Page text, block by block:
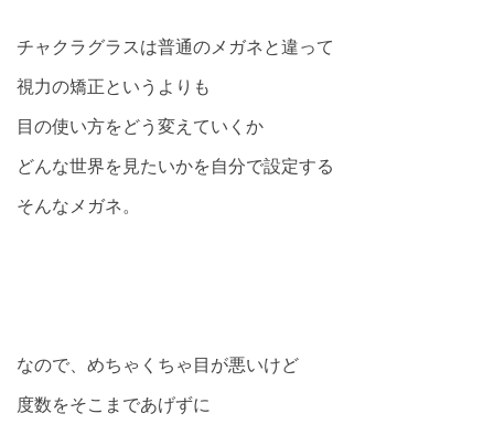
チャクラグラスは普通のメガネと違って
視力の矯正というよりも
目の使い方をどう変えていくか
どんな世界を見たいかを自分で設定する
そんなメガネ。
なので、めちゃくちゃ目が悪いけど
度数をそこまであげずに